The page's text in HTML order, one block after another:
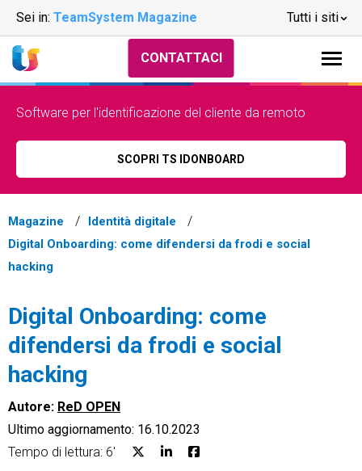
Sei in: TeamSystem Magazine Tutti i siti
CRM
CONTATTACI
Software per l'identificazione del cliente da remoto
SCOPRI TS IDONBOARD
Magazine
Identità digitale
Digital Onboarding: come difendersi da frodi e social
hacking
Digital Onboarding: come
difendersi da frodi e social
hacking
Autore: ReD OPEN
Ultimo aggiornamento: 16.10.2023
Tempo di lettura: 6'